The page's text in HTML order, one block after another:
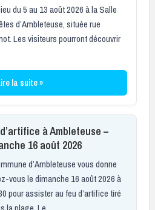
du 5 au 13 août 2026 à la Salle
d’Ambleteuse, située rue
Les visiteurs pourront découvrir
la suite »
à Ambleteuse –
16 août 2026
d’Ambleteuse vous donne
vous le dimanche 16 août 2026 à
pour assister au feu d’artifice tiré